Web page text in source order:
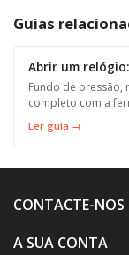
Guias
Abrir um
Fundo de pressão,
completo com a
Ler guia →
CONTACTE-NOS
A SUA CONTA